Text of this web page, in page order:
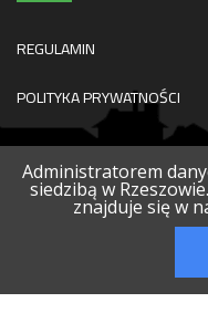
REGULAMIN
POLITYKA PRYWATNOŚCI
© 2026 DOBRY
Administratorem
siedzibą w
znajduje się w